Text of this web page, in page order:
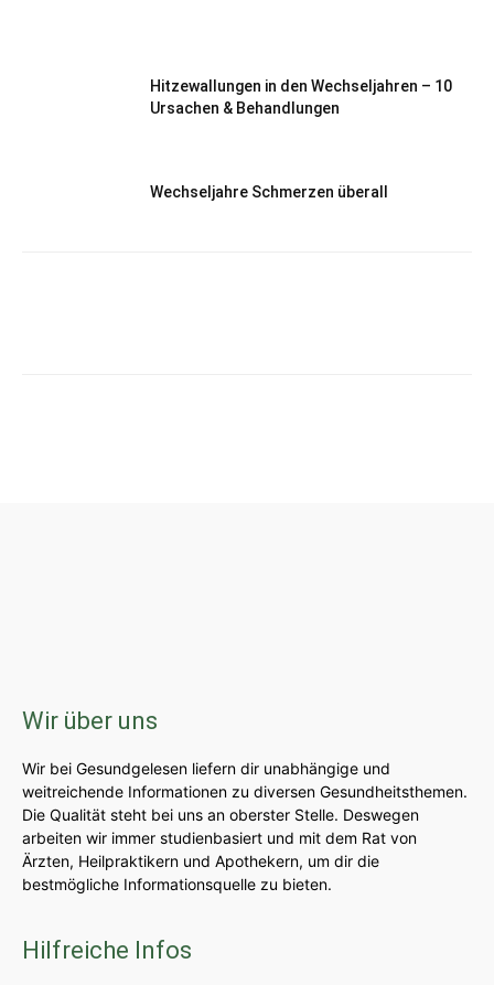
Hitzewallungen in den Wechseljahren – 10
Ursachen & Behandlungen
Wechseljahre Schmerzen überall
Wir über uns
Wir bei Gesundgelesen liefern dir unabhängige und
weitreichende Informationen zu diversen Gesundheitsthemen.
Die Qualität steht bei uns an oberster Stelle. Deswegen
arbeiten wir immer studienbasiert und mit dem Rat von
Ärzten, Heilpraktikern und Apothekern, um dir die
bestmögliche Informationsquelle zu bieten.
Hilfreiche Infos